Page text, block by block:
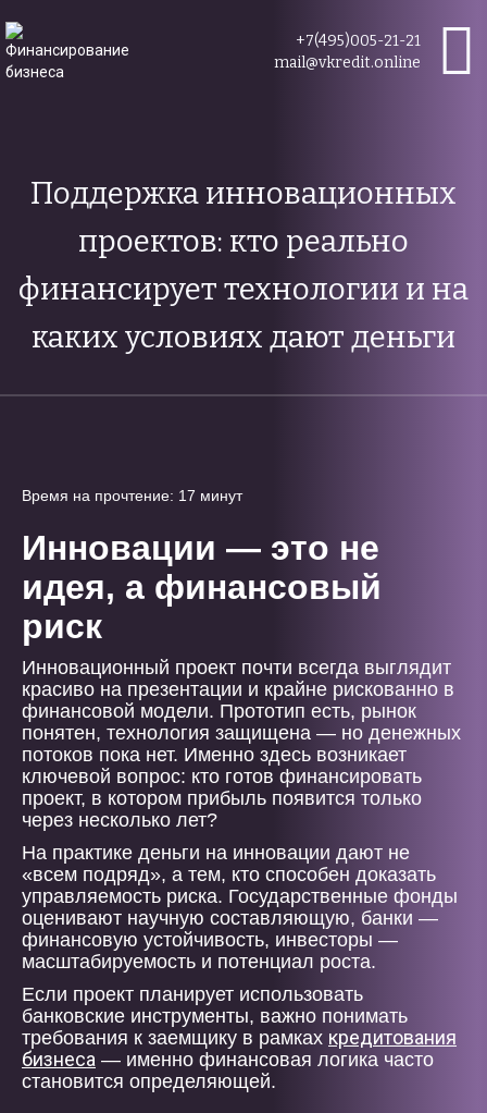
+7(495)005-21-21
mail@vkredit.online
Поддержка инновационных
проектов: кто реально
финансирует технологии и на
каких условиях дают деньги
Время на прочтение: 17 минут
Инновации — это не
идея, а финансовый
риск
Инновационный проект почти всегда выглядит
красиво на презентации и крайне рискованно в
финансовой модели. Прототип есть, рынок
понятен, технология защищена — но денежных
потоков пока нет. Именно здесь возникает
ключевой вопрос: кто готов финансировать
проект, в котором прибыль появится только
через несколько лет?
На практике деньги на инновации дают не
«всем подряд», а тем, кто способен доказать
управляемость риска. Государственные фонды
оценивают научную составляющую, банки —
финансовую устойчивость, инвесторы —
масштабируемость и потенциал роста.
Если проект планирует использовать
банковские инструменты, важно понимать
требования к заемщику в рамках кредитования
бизнеса — именно финансовая логика часто
становится определяющей.